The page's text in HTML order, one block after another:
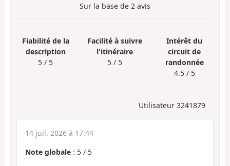
Sur la base de 2 avis
Fiabilité de la
description
5 / 5
Facilité à suivre
l'itinéraire
5 / 5
Intérêt du
circuit de
randonnée
4.5 / 5
Utilisateur 3241879
14 juil. 2026 à 17:44
Note globale : 5 / 5